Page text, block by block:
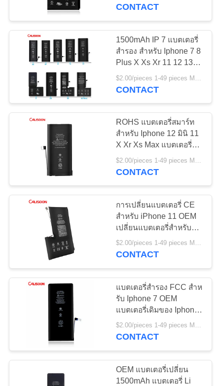
คุณภาพ
เว็บไซต์
PRIVACY
POLICY
CONTACT
1500mAh IP 7 แบตเตอรี่
สํารอง สําหรับ Iphone 7 8
Plus X Xs Xr 11 12 13
Pro Max
CONTACT
ROHS แบตเตอรี่สมาร์ท
สําหรับ Iphone 12 มินิ 11
X Xr Xs Max แบตเตอรี่
เปลี่ยน OEM
$2.00/pieces 1-49 pieces MOQ:โปร่ง
CONTACT
การเปลี่ยนแบตเตอรี่ CE
สําหรับ iPhone 11 OEM
เปลี่ยนแบตเตอรี่สําหรับ
iPhone 11
$2.00/pieces 1-49 pieces MOQ:โปร่ง
CONTACT
แบตเตอรี่สํารอง FCC สําห
รับ Iphone 7 OEM
แบตเตอรี่เดิมของ Iphone
7plus
$2.00/pieces 1-49 pieces MOQ:โปร่ง
CONTACT
OEM แบตเตอรี่เปลี่ยน
1500mAh แบตเตอรี่ Li